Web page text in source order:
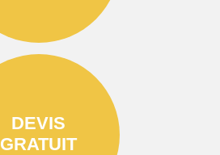
DEVIS
GRATUIT